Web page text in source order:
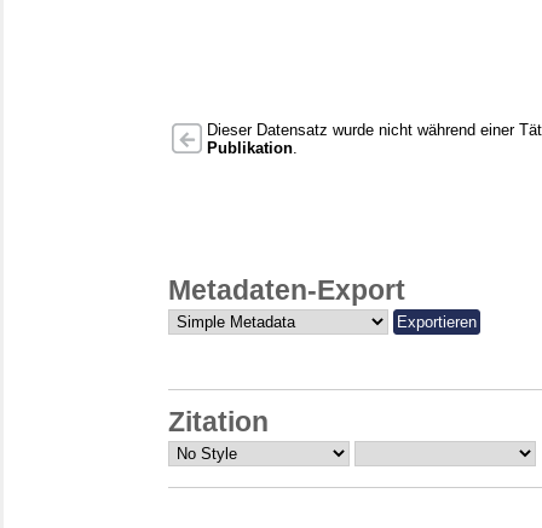
Dieser Datensatz wurde nicht während einer
Publikation
Metadaten-Export
Zitation